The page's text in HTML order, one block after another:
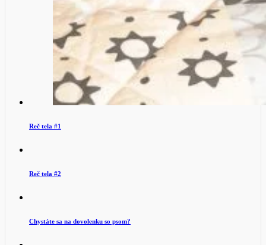
Reč tela #1
Reč tela #2
Chystáte sa na dovolenku so psom?